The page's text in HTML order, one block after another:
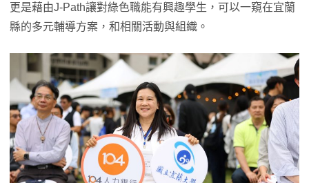
更是藉由J-Path讓對綠色職能有興趣學生，可以一窺在宜蘭
縣的多元輔導方案，和相關活動與組織。